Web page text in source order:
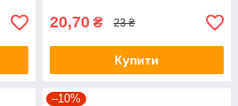
20,70 ₴ 23 ₴
Купити
–10%